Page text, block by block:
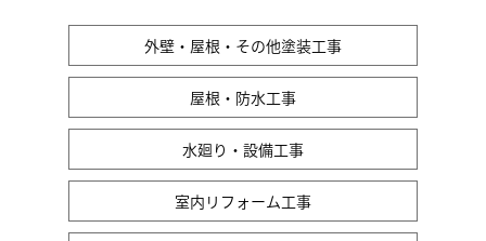
外壁・屋根・その他塗装工事
屋根・防水工事
水廻り・設備工事
室内リフォーム工事